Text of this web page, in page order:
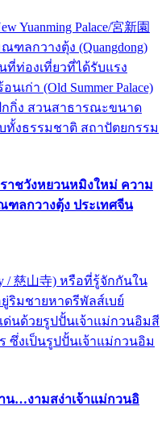
Yuanming Palace/宮新園
ฑลกวางตุ้ง (Quangdong)
ที่ท่องเที่ยวที่ได้รับแรง
เก่า (Old Summer Palace)
กิ่ง สวนสาธารณะขนาด
ทั้งธรรมชาติ สถาปัตยกรรม
ราชวังหยวนหมิงใหม่ ความ
ลกวางตุ้ง ประเทศจีน
/ 慈山寺) หรือที่รู้จักกันใน
ริมชายหาดรีพัลส์เบย์
เด่นด้วยรูปปั้นเจ้าแม่กวนอิมสี
ซึ่งเป็นรูปปั้นเจ้าแม่กวนอิม
าน…งามสง่าเจ้าแม่กวนอิ